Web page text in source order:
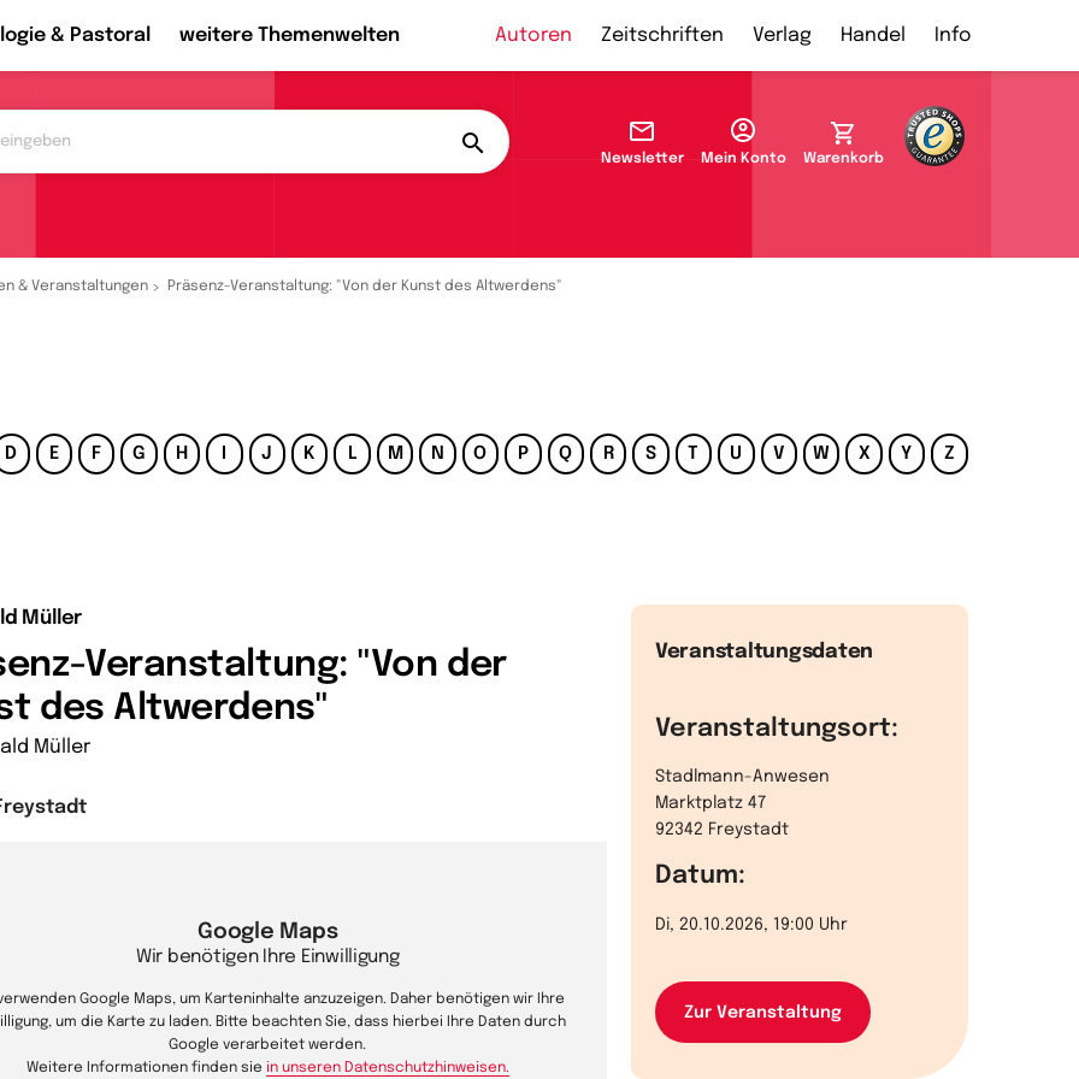
& Pastoral weitere Themenwelten Autoren Zeitschriften Verlag Handel Info
Newsletter Mein Konto Warenkorb
& Veranstaltungen Präsenz-Veranstaltung: "Von der Kunst des Altwerdens"
D E F G H J K L M N O P Q R S T U V W X Y Z
Müller
Veranstaltung: "Von der
des Altwerdens"
Müller
Google Maps
Wir benötigen Ihre Einwilligung
Google Maps, um Karteninhalte anzuzeigen. Daher benötigen wir Ihre
um die Karte zu laden. Bitte beachten Sie, dass hierbei Ihre Daten durch
Google verarbeitet werden.
Weitere Informationen finden sie in unseren Datenschutzhinweisen.
Veranstaltungsdaten
Veranstaltungsort:
Stadlmann-Anwesen
Marktplatz 47
92342 Freystadt
Datum:
Di, 20.10.2026, 19:00 Uhr
Zur Veranstaltung